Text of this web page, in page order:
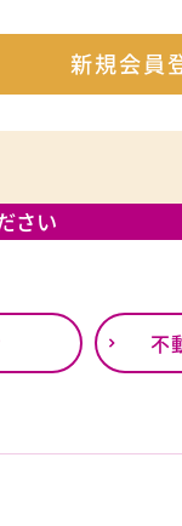
新規会員
さい
不